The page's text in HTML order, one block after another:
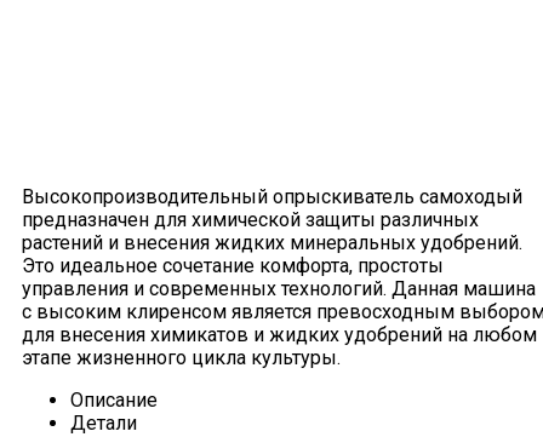
Высокопроизводительный опрыскиватель самоходый
предназначен для химической защиты различных
растений и внесения жидких минеральных удобрений.
Это идеальное сочетание комфорта, простоты
управления и современных технологий. Данная машина
c высоким клиренсом является превосходным
для внесения химикатов и жидких удобрений на любом
этапе жизненного цикла культуры.
Описание
Детали